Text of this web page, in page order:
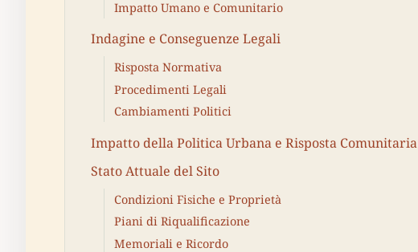
Impatto Umano e Comunitario
Indagine e Conseguenze Legali
Risposta Normativa
Procedimenti Legali
Cambiamenti Politici
Impatto della Politica Urbana e Risposta Comunitaria
Stato Attuale del Sito
Condizioni Fisiche e Proprietà
Piani di Riqualificazione
Memoriali e Ricordo